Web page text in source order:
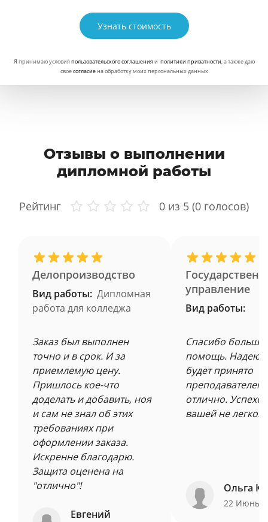
Узнать стоимость
Я принимаю условияпользовательского соглашенияи политики приватности, а также даю
своесогласиена обработку моих персональных данных
Отзывы о выполнении
дипломной работы
Рейтинг 0 из 5 (0 голосов)
Делопроизводство
Вид работы: Дипломная
работа для колледжа
Заказ был выполнен
точно и в срок. И за
приемлемую цену.
Пришлось кое-что
доделать и добавить, ноя
и сам не знал об этих
требованиях при
оформлении заказа.
Искренне благодарю.
Защита оценена на
"отлично"!
Евгений
управление
Вид работы:
Спасибо
помощь.
будет принято
преподавателем
отлично.
вашей не легкой
Ольга
22 Июнь